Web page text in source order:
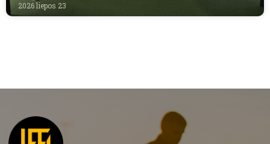
2026 liepos 23